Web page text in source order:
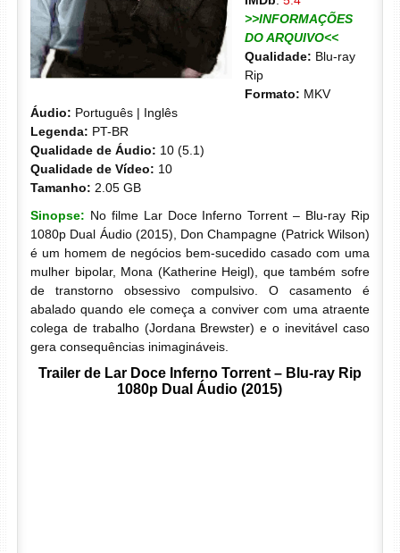
>>INFORMAÇÕES
DO ARQUIVO<<
Qualidade: Blu-ray
Rip
Formato: MKV
Áudio: Português | Inglês
Legenda: PT-BR
Qualidade de Áudio: 10 (5.1)
Qualidade de Vídeo: 10
Tamanho: 2.05 GB
Sinopse: No filme Lar Doce Inferno Torrent – Blu-ray Rip
1080p Dual Áudio (2015), Don Champagne (Patrick Wilson)
é um homem de negócios bem-sucedido casado com uma
mulher bipolar, Mona (Katherine Heigl), que também sofre
de transtorno obsessivo compulsivo. O casamento é
abalado quando ele começa a conviver com uma atraente
colega de trabalho (Jordana Brewster) e o inevitável caso
gera consequências inimagináveis.
Trailer de Lar Doce Inferno Torrent – Blu-ray Rip
1080p Dual Áudio (2015)